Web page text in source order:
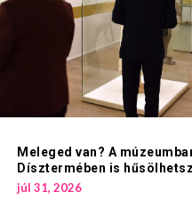
Meleged van? A
Dísztermében is
júl 31, 2026